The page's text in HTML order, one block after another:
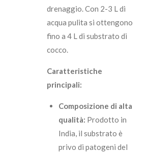
drenaggio. Con 2-3 L di
acqua pulita si ottengono
fino a 4 L di substrato di
cocco.
Caratteristiche
principali:
Composizione di alta
qualità: Prodotto in
India, il substrato è
privo di patogeni del